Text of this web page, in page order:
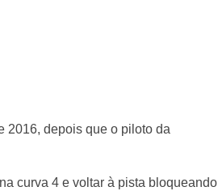
2016, depois que o piloto da
curva 4 e voltar à pista bloqueando